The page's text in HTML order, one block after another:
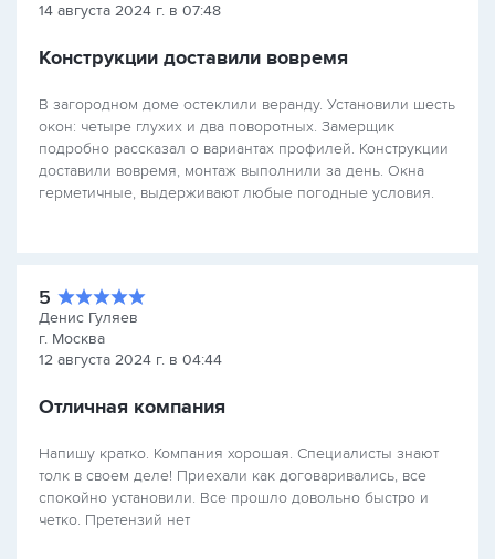
14 августа 2024 г. в 07:48
Конструкции доставили вовремя
В загородном доме остеклили веранду. Установили шесть
окон: четыре глухих и два поворотных. Замерщик
подробно рассказал о вариантах профилей. Конструкции
доставили вовремя, монтаж выполнили за день. Окна
герметичные, выдерживают любые погодные условия.
5
Денис Гуляев
г. Москва
12 августа 2024 г. в 04:44
Отличная компания
Напишу кратко. Компания хорошая. Специалисты знают
толк в своем деле! Приехали как договаривались, все
спокойно установили. Все прошло довольно быстро и
четко. Претензий нет